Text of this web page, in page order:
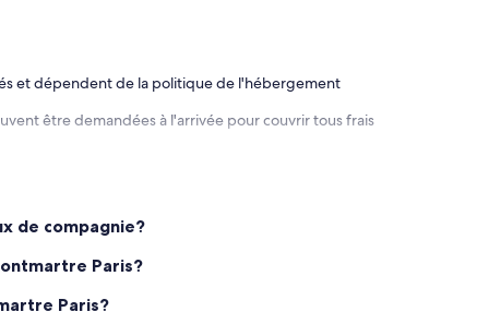
et dépendent de la politique de l'hébergement
être demandées à l'arrivée pour couvrir tous frais
de compagnie?
Paris?
Paris?